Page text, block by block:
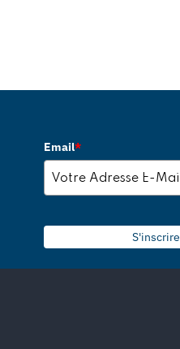
Email*
S'inscrire